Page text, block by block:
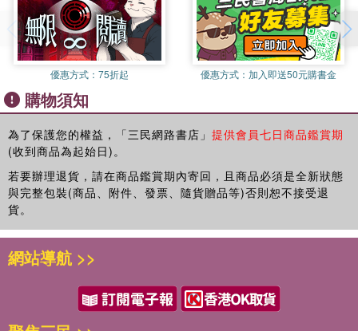
優惠方式： 75折起 優惠方式： 加入即送50元購書金
購物須知
為了保護您的權益，「三民網路書店」 提供會員七日商品鑑賞期
(收到商品為起始日)。
若要辦理退貨，請在商品鑑賞期內寄回，且商品必須是全新狀態
與完整包裝(商品、附件、發票、隨貨贈品等)否則恕不接受退
貨。
網站導航 >>